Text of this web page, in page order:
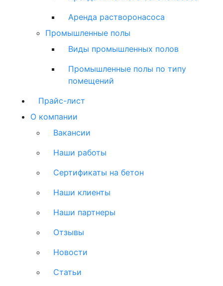
Аренда растворонасоса
Промышленные полы
Виды промышленных полов
Промышленные полы по типу
помещений
Прайс-лист
О компании
Вакансии
Наши работы
Сертификаты на бетон
Наши клиенты
Наши партнеры
Отзывы
Новости
Статьи